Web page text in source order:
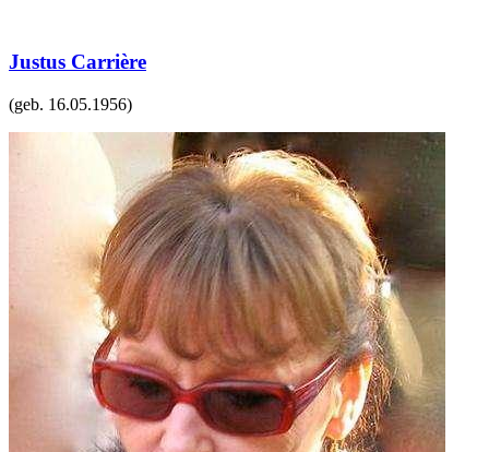
Justus Carrière
(geb. 16.05.1956)